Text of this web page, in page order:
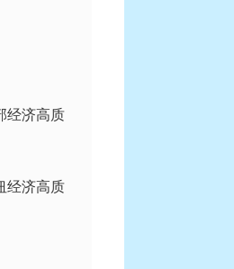
经济高质
经济高质